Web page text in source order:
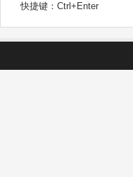
快捷键：Ctrl+Enter